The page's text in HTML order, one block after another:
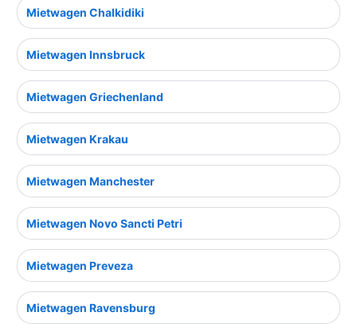
Mietwagen Chalkidiki
Mietwagen Innsbruck
Mietwagen Griechenland
Mietwagen Krakau
Mietwagen Manchester
Mietwagen Novo Sancti Petri
Mietwagen Preveza
Mietwagen Ravensburg